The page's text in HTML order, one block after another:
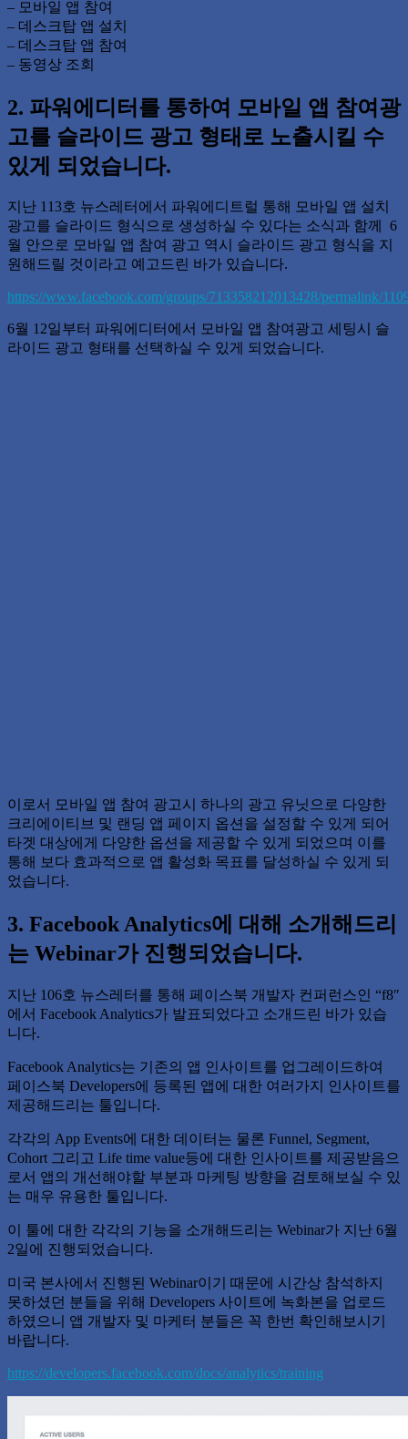
– 모바일 앱 참여
– 데스크탑 앱 설치
– 데스크탑 앱 참여
– 동영상 조회
2. 파워에디터를 통하여 모바일 앱 참여광
고를 슬라이드 광고 형태로 노출시킬 수
있게 되었습니다.
지난 113호 뉴스레터에서 파워에디트럴 통해 모바일 앱 설치
광고를 슬라이드 형식으로 생성하실 수 있다는 소식과 함께 6
월 안으로 모바일 앱 참여 광고 역시 슬라이드 광고 형식을 지
원해드릴 것이라고 예고드린 바가 있습니다.
https://www.facebook.com/groups/713358212013428/permalink/
6월 12일부터 파워에디터에서 모바일 앱 참여광고 세팅시 슬
라이드 광고 형태를 선택하실 수 있게 되었습니다.
이로서 모바일 앱 참여 광고시 하나의 광고 유닛으로 다양한
크리에이티브 및 랜딩 앱 페이지 옵션을 설정할 수 있게 되어
타겟 대상에게 다양한 옵션을 제공할 수 있게 되었으며 이를
통해 보다 효과적으로 앱 활성화 목표를 달성하실 수 있게 되
었습니다.
3. Facebook Analytics에 대해 소개해드리
는 Webinar가 진행되었습니다.
지난 106호 뉴스레터를 통해 페이스북 개발자 컨퍼런스인 “f8″
에서 Facebook Analytics가 발표되었다고 소개드린 바가 있습
니다.
Facebook Analytics는 기존의 앱 인사이트를 업그레이드하여
페이스북 Developers에 등록된 앱에 대한 여러가지 인사이트를
제공해드리는 툴입니다.
각각의 App Events에 대한 데이터는 물론 Funnel, Segment,
Cohort 그리고 Life time value등에 대한 인사이트를 제공받음으
로서 앱의 개선해야할 부분과 마케팅 방향을 검토해보실 수 있
는 매우 유용한 툴입니다.
이 툴에 대한 각각의 기능을 소개해드리는 Webinar가 지난 6월
2일에 진행되었습니다.
미국 본사에서 진행된 Webinar이기 때문에 시간상 참석하지
못하셨던 분들을 위해 Developers 사이트에 녹화본을 업로드
하였으니 앱 개발자 및 마케터 분들은 꼭 한번 확인해보시기
바랍니다.
https://developers.facebook.com/docs/analytics/training